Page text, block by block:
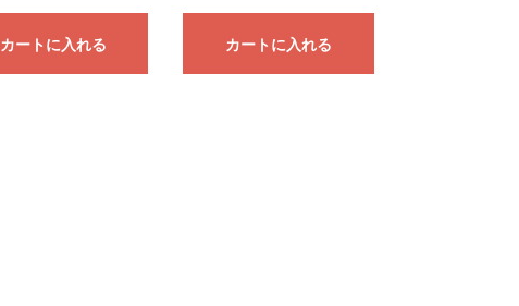
カートに入れる カートに入れる